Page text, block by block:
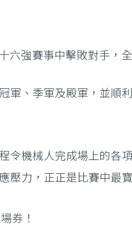
六強賽事中擊敗對手，
、季軍及殿軍，並順
令機械人完成場上的各
壓力，正正是比賽中最
券！